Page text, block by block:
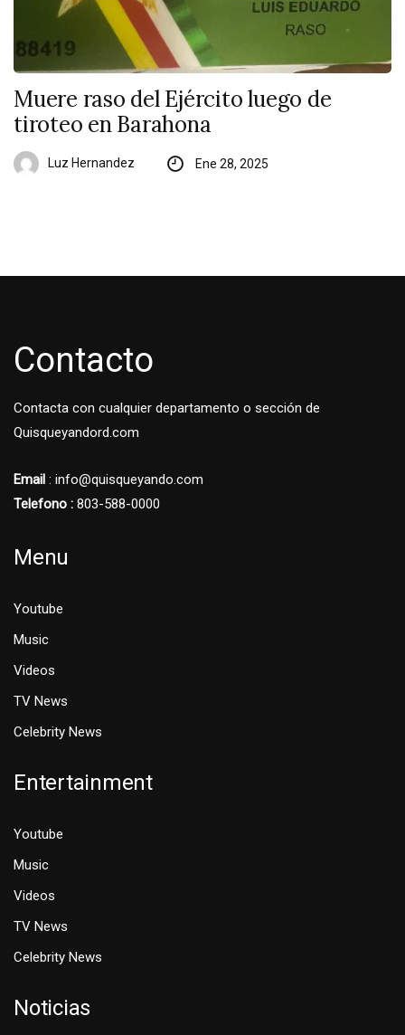
Muere raso del Ejército luego de
tiroteo en Barahona
Luz Hernandez Ene 28, 2025
Contacto
Contacta con cualquier departamento o sección de
Quisqueyandord.com
Email : info@quisqueyando.com
Telefono : 803-588-0000
Menu
Youtube
Music
Videos
TV News
Celebrity News
Entertainment
Youtube
Music
Videos
TV News
Celebrity News
Noticias